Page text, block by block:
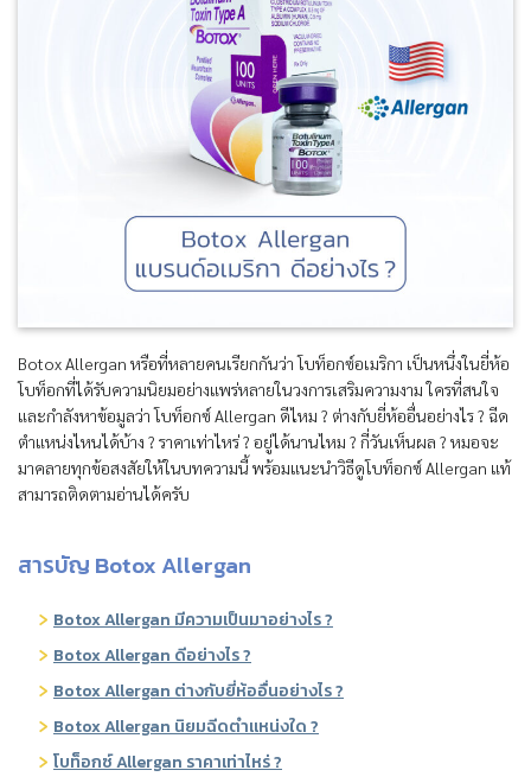
Botox Allergan หรือที่หลายคนเรียกกันว่า โบท็อกซ์อเมริกา เป็นหนึ่งในยี่ห้อ
โบท็อกที่ได้รับความนิยมอย่างแพร่หลายในวงการเสริมความงาม ใครที่สนใจ
และกำลังหาข้อมูลว่า โบท็อกซ์ Allergan ดีไหม ? ต่างกับยี่ห้ออื่นอย่างไร ? ฉีด
ตำแหน่งไหนได้บ้าง ? ราคาเท่าไหร่ ? อยู่ได้นานไหม ? กี่วันเห็นผล ? หมอจะ
มาคลายทุกข้อสงสัยให้ในบทความนี้ พร้อมแนะนำวิธีดูโบท็อกซ์ Allergan แท้
สามารถติดตามอ่านได้ครับ
สารบัญ Botox Allergan
Botox Allergan มีความเป็นมาอย่างไร ?
Botox Allergan ดีอย่างไร ?
Botox Allergan ต่างกับยี่ห้ออื่นอย่างไร ?
Botox Allergan นิยมฉีดตำแหน่งใด ?
โบท็อกซ์ Allergan ราคาเท่าไหร่ ?